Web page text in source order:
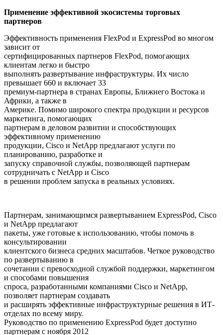
Применение эффективной экосистемы торговых
партнеров
Эффективность применения FlexPod и ExpressPod во многом
зависит от
сертифицированных партнеров FlexPod, помогающих
клиентам легко и быстро
выполнять развертывание инфраструктуры. Их число
превышает 660 и включает 33
премиум-партнера в странах Европы, Ближнего Востока и
Африки, а также в
Америке. Помимо широкого спектра продукции и ресурсов
маркетинга, помогающих
партнерам в деловом развитии и способствующих
эффективному применению
продукции, Cisco и NetApp предлагают услуги по
планированию, разработке и
запуску справочной службы, позволяющей партнерам
сотрудничать с NetApp и Cisco
в решении проблем запуска в реальных условиях.
Партнерам, занимающимся развертыванием ExpressPod, Cisco
и NetApp предлагают
пакеты, уже готовые к использованию, чтобы помочь в
консультировании
клиентского бизнеса средних масштабов. Четкое руководство
по развертыванию в
сочетании с превосходной службой поддержки, маркетингом
и способами повышения
спроса, разработанными компаниями Cisco и NetApp,
позволяет партнерам создавать
и расширять эффективные инфраструктурные решения в ИТ-
отделах по всему миру.
Руководство по применению ExpressPod будет доступно
партнерам с ноября 2012